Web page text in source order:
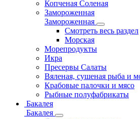
Копченая Соленая
Замороженная
Замороженная
Смотреть весь раздел
Морская
Морепродукты
Икра
Пресервы Салаты
Вяленая, сушеная рыба и
Крабовые палочки и мясо
Рыбные полуфабрикаты
Бакалея
Бакалея